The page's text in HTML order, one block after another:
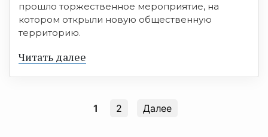
прошло торжественное мероприятие, на
котором открыли новую общественную
территорию.
Читать далее
1 2 Далее